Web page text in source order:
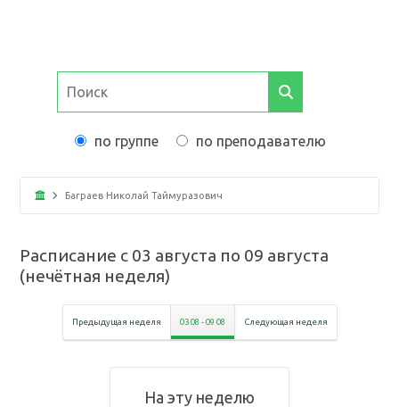
по группе по преподавателю
Баграев Николай Таймуразович
Расписание с 03 августа по 09 августа
(нечётная неделя)
Предыдущая неделя 03 08 -09 08 Следующая неделя
На эту неделю